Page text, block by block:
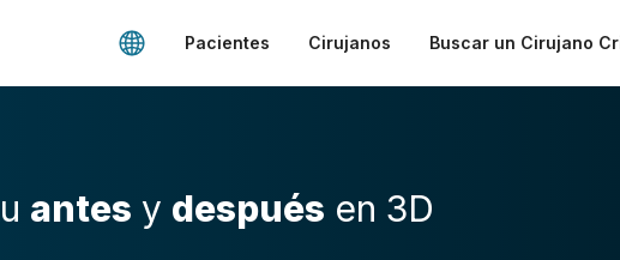
Pacientes Cirujanos Buscar un Cirujano
antes y después en 3D